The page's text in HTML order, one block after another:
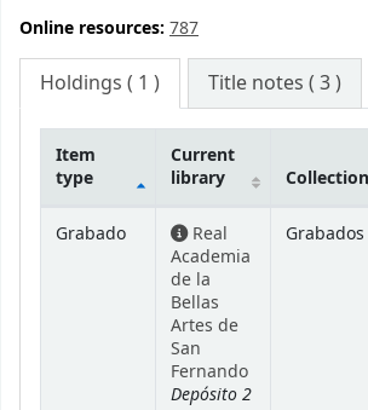
Online resources: 787
Holdings ( 1 ) Title notes ( 3 )
Holdings
Item
type
Current
library
Collection
Grabado
Real
Academia
de la
Bellas
Artes de
San
Fernando
Depósito 2
Grabados